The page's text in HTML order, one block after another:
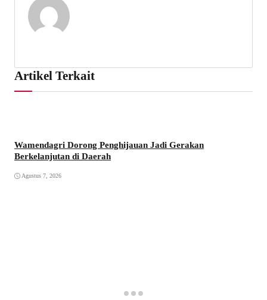
Artikel Terkait
Wamendagri Dorong Penghijauan Jadi Gerakan
Berkelanjutan di Daerah
Agustus 7, 2026